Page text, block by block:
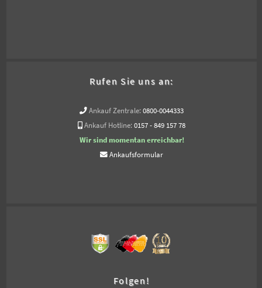
Rufen Sie uns an:
Ankauf Zentrale: 0800-0044333
Ankauf Hotline: 0157 - 849 157 78
Wir sind momentan erreichbar!
Ankaufsformular
Folgen!